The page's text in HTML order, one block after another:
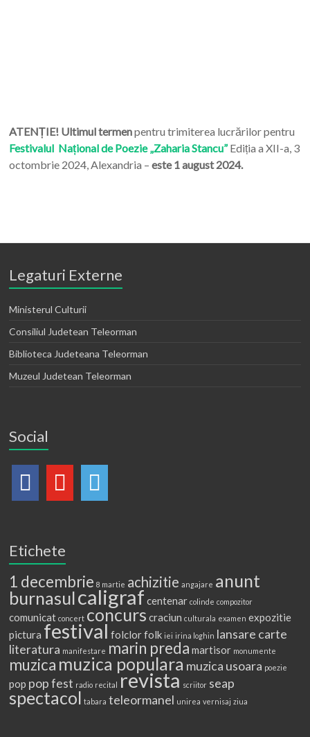
ATENȚIE! Ultimul termenpentru trimiterea lucrărilor pentru
Festivalul Național de Poezie „Zaharia Stancu”Ediția a XII-a, 3
octombrie 2024, Alexandria – este 1 august 2024.
Legaturi Externe
Ministerul Culturii
Consiliul Judetean Teleorman
Biblioteca Judeteana Teleorman
Muzeul Judetean Teleorman
Social
Etichete
1 decembrie 8 martie achizitie angajare anunt
burnasulcaligraf centenar colinde compozitor
comunicat concert concurs craciun culturala examen expozitie
pictura festival folclorfolk iei irina loghin lansare carte
literatura manifestare marin preda martisor monumente
muzica muzica populara muzica usoara poezie
pop pop fest radio recital revista scriitor seap
spectacol tabara teleormanel unirea vernisaj ziua